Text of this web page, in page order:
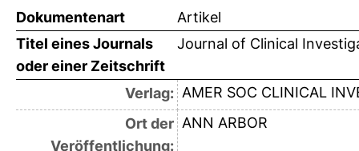
Dokumentenart
Artikel
Titel eines Journals
oder einer Zeitschrift
Journal of Clinical
Verlag: AMER SOC CLINICAL
Ort der
Veröffentlichung:
ANN ARBOR